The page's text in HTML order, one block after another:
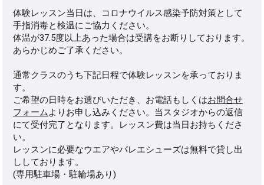
体験レッスン当日は、コロナウイルス感染予防対策として
手指消毒と検温にご協力ください。
体温が37.5度以上あった場合は受講をお断りしております。
あらかじめご了承ください。
通常クラスのうち下記日程で体験レッスンを承っておりま
す。
ご希望の日時をお選びいただき、お電話もしくはお問合せ
フォームよりお申し込みください。当スタジオからの返信
にて受付完了となります。レッスン費は当日お持ちくださ
い。
レッスンに必要なウエアやバレエシューズは無料で貸し出
ししております。
(専用駐車場・駐輪場あり)